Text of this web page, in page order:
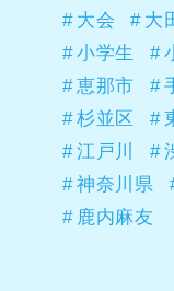
大会
大
小学生
恵那市
杉並区
江戸川
神奈川県
鹿内麻友